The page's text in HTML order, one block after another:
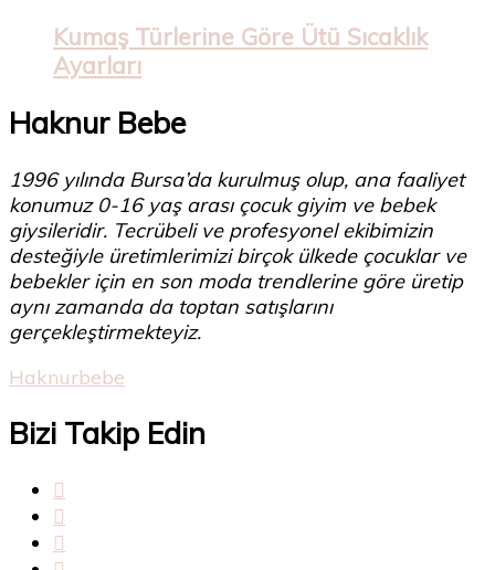
Kumaş Türlerine Göre Ütü Sıcaklık
Ayarları
Haknur Bebe
1996 yılında Bursa’da kurulmuş olup, ana faaliyet
konumuz 0-16 yaş arası çocuk giyim ve bebek
giysileridir. Tecrübeli ve profesyonel ekibimizin
desteğiyle üretimlerimizi birçok ülkede çocuklar ve
bebekler için en son moda trendlerine göre üretip
aynı zamanda da toptan satışlarını
gerçekleştirmekteyiz.
Haknurbebe
Bizi Takip Edin